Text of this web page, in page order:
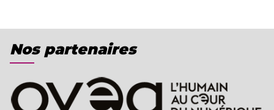
Nos partenaires